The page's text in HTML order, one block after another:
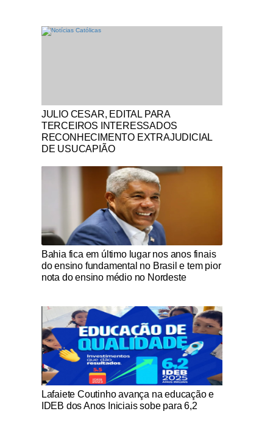
Notícias Católicas
JULIO CESAR, EDITAL PARA
TERCEIROS INTERESSADOS
RECONHECIMENTO EXTRAJUDICIAL
DE USUCAPIÃO
Notícias Católicas
Bahia fica em último lugar nos anos finais
do ensino fundamental no Brasil e tem pior
nota do ensino médio no Nordeste
Notícias Católicas
Lafaiete Coutinho avança na educação e
IDEB dos Anos Iniciais sobe para 6,2